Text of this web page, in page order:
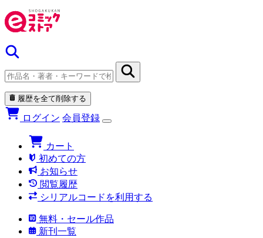
履歴を全て削除する
ログイン 会員登録
カート
初めての方
お知らせ
閲覧履歴
シリアルコードを利用する
無料・セール作品
新刊一覧